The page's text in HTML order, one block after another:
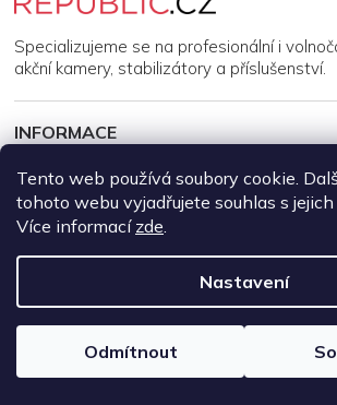
Tento web používá soubory cookie.
tohoto webu vyjadřujete souhlas s jejich
Více informací zde.
Nastavení
Odmítnout
Specializujeme se na profesionální i
akční kamery, stabilizátory a příslušenství.
INFORMACE
MŮJ ÚČET
Copyright 2026DroneRepublic.cz.
Upravit nastavení cookies